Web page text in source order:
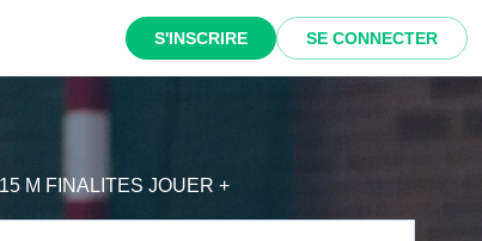
S'INSCRIRE SE CONNECTER
M FINALITES JOUER +